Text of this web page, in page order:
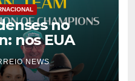
no
nos EUA
NEWS